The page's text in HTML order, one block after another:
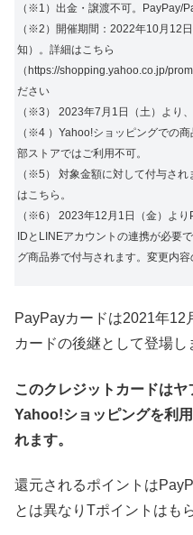
（※1）出金・譲渡不可。PayPay/
（※2）開催期間：2022年10月12
知）。詳細はこちら
（https://shopping.yahoo.co.jp/
ださい
（※3） 2023年7月1日（土）より
（※4 ）Yahoo!ショッピングでの
部ストアではご利用不可。
（※5） 対象金額に対して付与さ
はこちら。
（※6） 2023年12月1日（金）よ
IDとLINEアカウントの連携が必要
グ商品券で付与されます。変更内
PayPayカードは2021年12
カードの後継として登場し
このクレジットカードはヤ
Yahoo!ショッピングを利
れます。
還元されるポイントは
とは異なりTポイントはも